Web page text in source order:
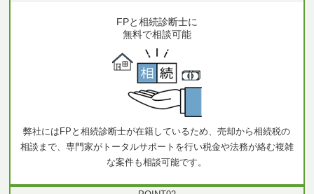
FPと相続診断士に
無料で相談可能
弊社にはFPと相続診断士が在籍しているため、売却から相続税の
相談まで、専門家がトータルサポートを行い税金や法務が絡む複雑
な案件も相談可能です。